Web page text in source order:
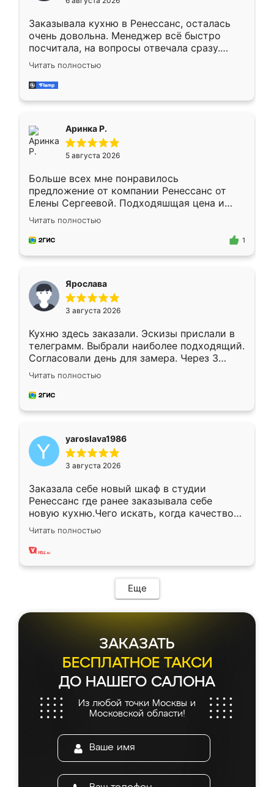
мебели буду заказывать только здесь.
Заказывала кухню в Ренессанс, осталась
очень довольна. Менеджер всё быстро
посчитала, на вопросы отвечала сразу.
Замерщик приехал в субботу, подошёл к
делу со всей ответственностью. Собрали
за день, ребята работали аккуратно, даже
Читать полностью
Аринка Р.
5 августа 2026
Больше всех мне понравилось
предложение от компании Ренессанс от
Елены Сергеевой. Подходяшщая цена и
короткие сроки изготовления. Приехавший
для замера сотрудник Владислав
предложил по моему эскизу самый
Читать полностью
1
Ярослава
3 августа 2026
Кухню здесь заказали. Эскизы прислали в
телеграмм. Выбрали наиболее подходящий.
Согласовали день для замера. Через 3
недели кухня была уже готова. Остались
довольны работой. Спасибо Ренессанс
мебель за качественную работу!
Читать полностью
yaroslava1986
3 августа 2026
Заказала себе новый шкаф в студии
Ренессанс где ранее заказывала себе
новую кухню.Чего искать, когда качеством
вполне довольна. Служит кухня уже почти
два года, нареканий нет.
Читать полностью
Еще
ЗАКАЗАТЬ
БЕСПЛАТНОЕ ТАКСИ
ДО НАШЕГО САЛОНА
Из любой точки Москвы и
Московской области!